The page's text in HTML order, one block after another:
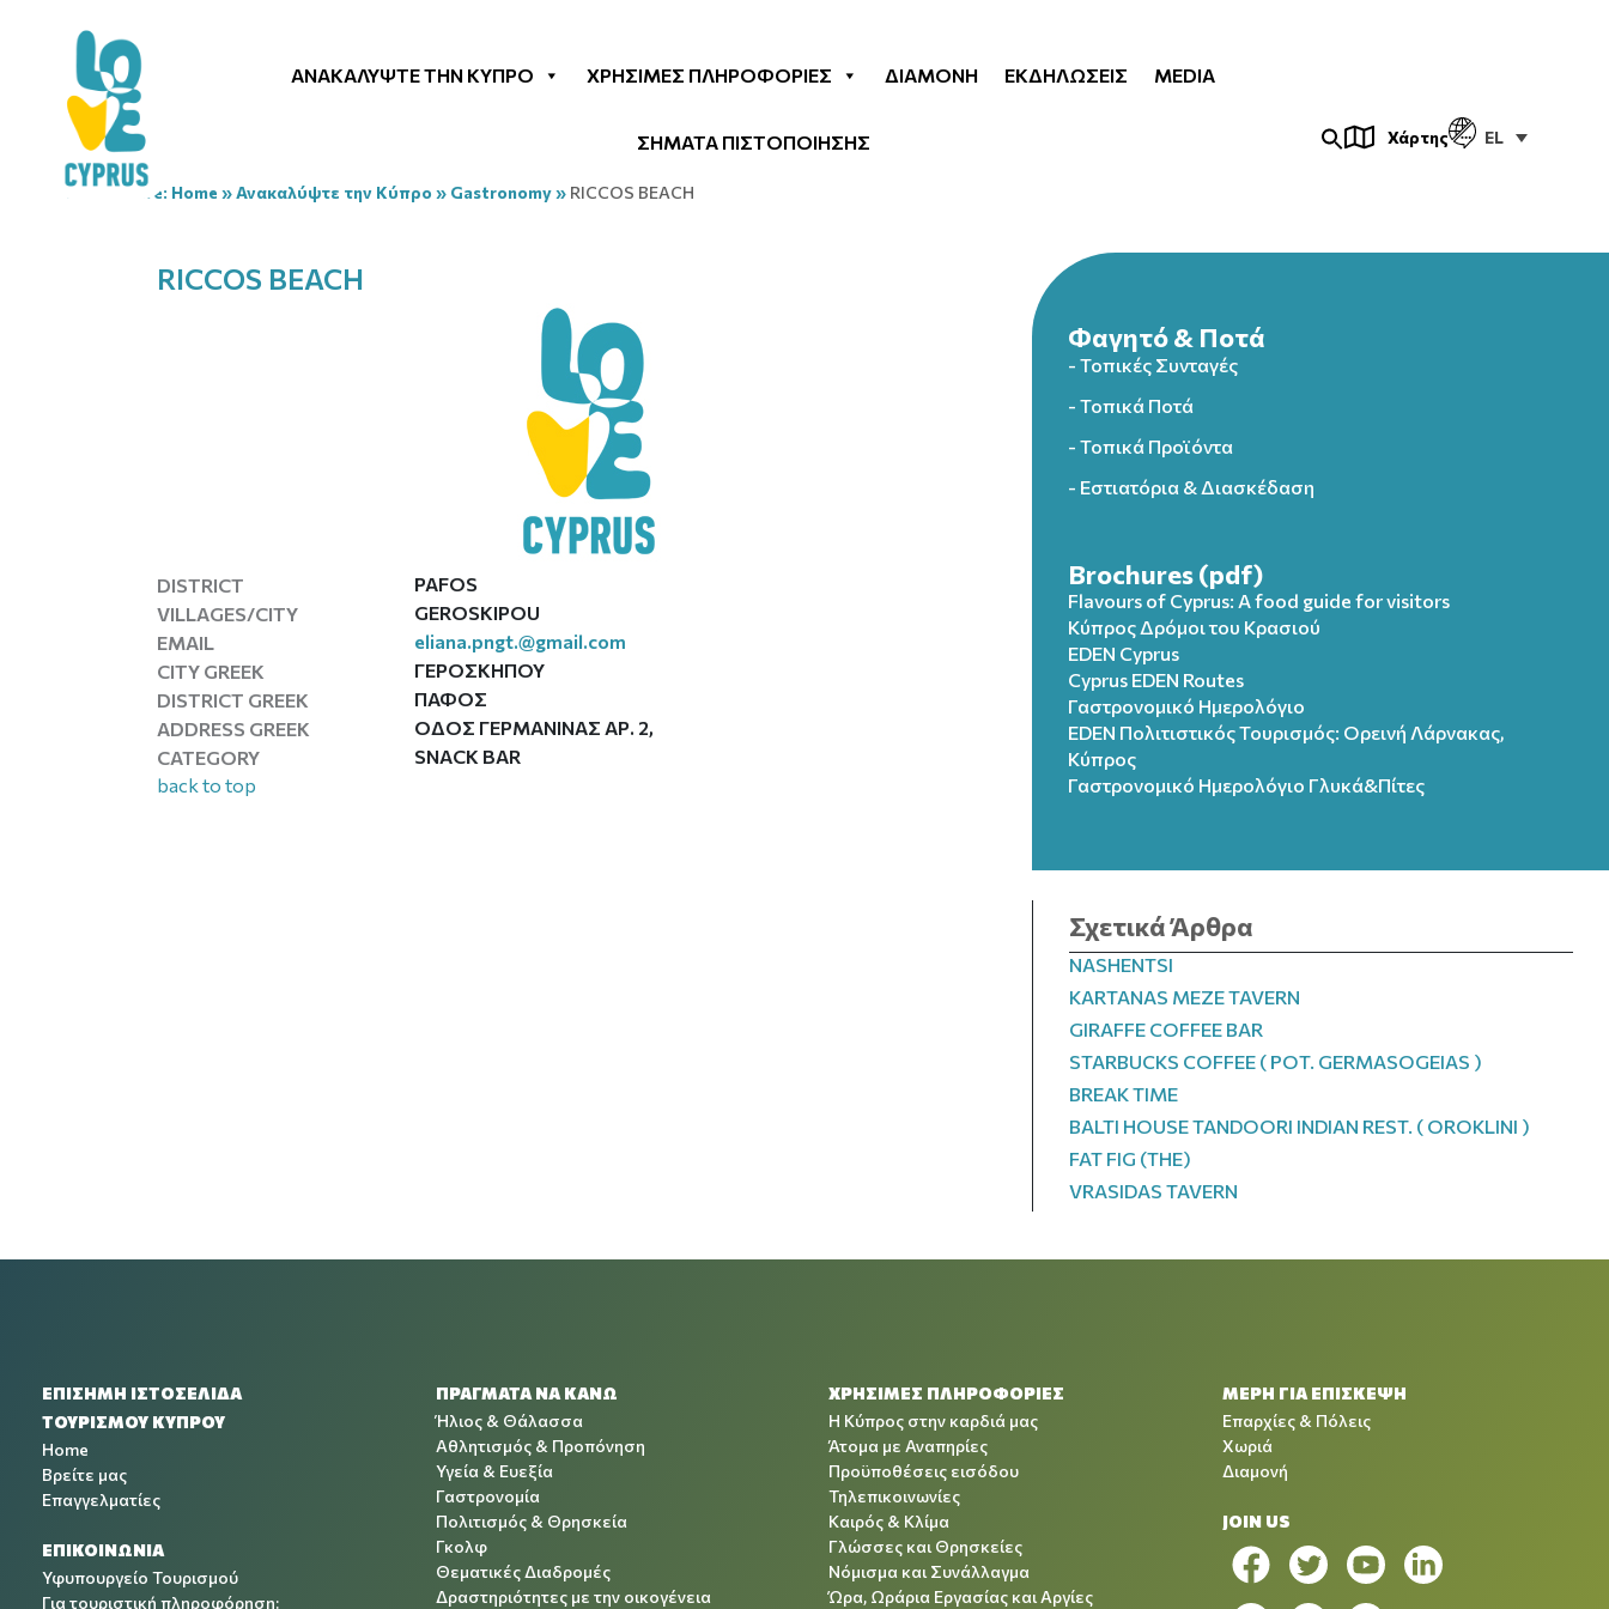
ΑΝΑΚΑΛΎΨΤΕ ΤΗΝ ΚΎΠΡΟ ΧΡΉΣΙΜΕΣ ΠΛΗΡΟΦΟΡΊΕΣ ΔΙΑΜΟΝΉ ΕΚΔΗΛΏΣΕΙΣ MEDIA
ΣΗΜΑΤΑ ΠΙΣΤΟΠΟΙΗΣΗΣ Χάρτης EL
You are here: Home »Ανακαλύψτε την Κύπρο » Gastronomy» RICCOS BEACH
RICCOS BEACH
DISTRICT
PAFOS
VILLAGES/CITY
GEROSKIPOU
EMAIL
eliana.pngt.@gmail.com
CITY GREEK
ΓΕΡΟΣΚΗΠΟΥ
DISTRICT GREEK
ΠΑΦΟΣ
ADDRESS GREEK
ΟΔΟΣ ΓΕΡΜΑΝΙΝΑΣ ΑΡ. 2,
CATEGORY
SNACK BAR
back to top
Φαγητό & Ποτά
- Τοπικές Συνταγές
- Τοπικά Ποτά
- Τοπικά Προϊόντα
- Εστιατόρια & Διασκέδαση
Brochures (pdf)
Flavours of Cyprus: A food guide for visitors
Κύπρος Δρόμοι του Κρασιού
EDEN Cyprus
Cyprus EDEN Routes
Γαστρονομικό Ημερολόγιο
EDEN Πολιτιστικός Τουρισμός: Ορεινή Λάρνακας,
Κύπρος
Γαστρονομικό Ημερολόγιo Γλυκά&Πίτες
Σχετικά Άρθρα
NASHENTSI
KARTANAS MEZE TAVERN
GIRAFFE COFFEE BAR
STARBUCKS COFFEE ( POT. GERMASOGEIAS )
BREAK TIME
BALTI HOUSE TANDOORI INDIAN REST. ( OROKLINI )
FAT FIG (THE)
VRASIDAS TAVERN
ΕΠΙΣΗΜΗ ΙΣΤΟΣΕΛΙΔΑ
ΤΟΥΡΙΣΜΟΥ ΚΥΠΡΟΥ
Home
Βρείτε μας
Επαγγελματίες
ΕΠΙΚΟΙΝΩΝΙΑ
Υφυπουργείο Τουρισμού
Για τουριστική πληροφόρηση:
ΠΡΑΓΜΑΤΑ ΝΑ ΚΑΝΩ
Ήλιος & Θάλασσα
Αθλητισμός & Προπόνηση
Υγεία & Ευεξία
Γαστρονομία
Πολιτισμός & Θρησκεία
Γκολφ
Θεματικές Διαδρομές
Δραστηριότητες με την οικογένεια
ΧΡΉΣΙΜΕΣ ΠΛΗΡΟΦΟΡΊΕΣ
Η Κύπρος στην καρδιά μας
Άτομα με Αναπηρίες
Προϋποθέσεις εισόδου
Τηλεπικοινωνίες
Καιρός & Κλίμα
Γλώσσες και Θρησκείες
Νόμισμα και Συνάλλαγμα
Ώρα, Ωράρια Εργασίας και Αργίες
ΜΕΡΗ ΓΙΑ ΕΠΙΣΚΕΨΗ
Επαρχίες & Πόλεις
Χωριά
Διαμονή
JOIN US